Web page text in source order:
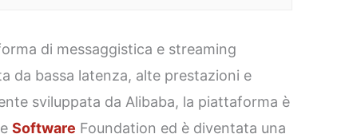
di messaggistica e streaming
da bassa latenza, alte prestazioni e
sviluppata da Alibaba, la piattaforma è
Software Foundation ed è diventata una